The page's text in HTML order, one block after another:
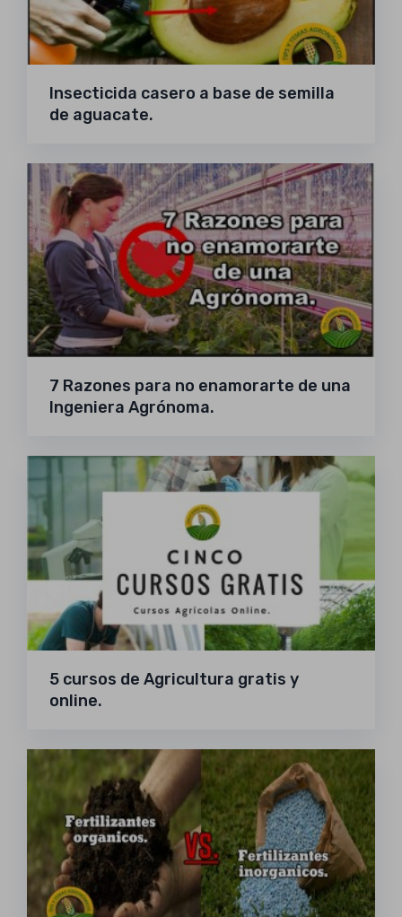
Insecticida casero a base de semilla
de aguacate.
7 Razones para no enamorarte de una
Ingeniera Agrónoma.
5 cursos de Agricultura gratis y
online.